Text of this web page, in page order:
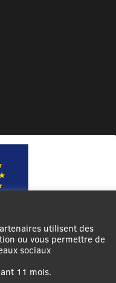
européenne avec le Fonds
à hauteur de 12 572€
Plan
utilisent des
ou vous permettre de
sociaux
11 mois.